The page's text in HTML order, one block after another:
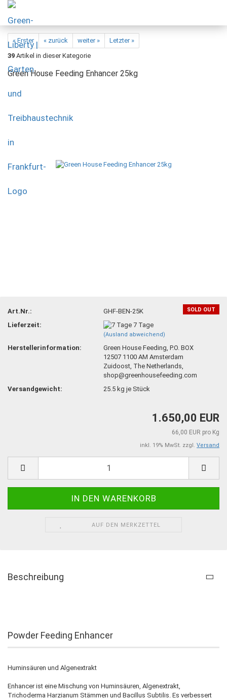
« Erster « zurück weiter »
Letzter »
39 Artikel in dieser Kategorie
Green House Feeding Enhancer 25kg
SOLD OUT
Art.Nr.:
GHF-BEN-25K
Lieferzeit:
7 Tage
(Ausland abweichend)
Herstellerinformation:
Green House Feeding, P.O. BOX
12507 1100 AM Amsterdam
Zuidoost, The Netherlands,
shop@greenhousefeeding.com
Versandgewicht:
25.5 kg je Stück
1.650,00 EUR
66,00 EUR pro Kg
inkl. 19% MwSt. zzgl. Versand
AUF DEN MERKZETTEL
Beschreibung
Powder Feeding Enhancer
Huminsäuren und Algenextrakt
Enhancer ist eine Mischung von Huminsäuren, Algenextrakt,
Trichoderma Harzianum Stämmen und Bacillus Subtilis. Es verbessert